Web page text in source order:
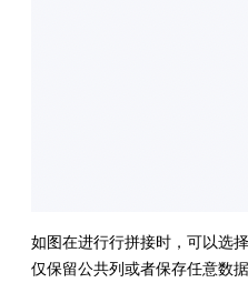
如图在进行行拼接时，可以选
仅保留公共列或者保存任意数据